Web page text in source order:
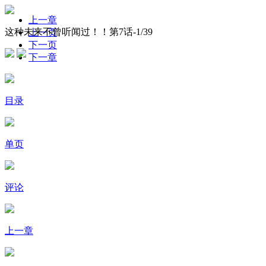
这种未来不曾听闻过！！第7话-1/39
上一章
上一页
下一页
下一章
目录
单页
评论
上一章